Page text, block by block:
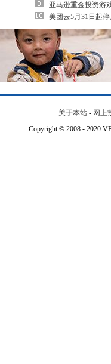
亚马逊重金投资游
美团云5月31日起
关于本站 - 网上
Copyright © 2008 - 2020